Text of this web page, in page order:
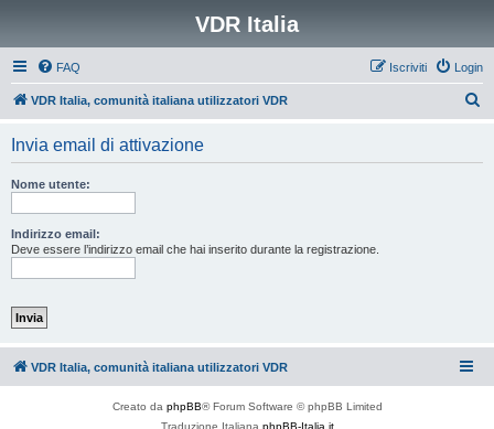
VDR Italia
FAQ Login
Iscriviti
VDR Italia, comunità italiana utilizzatori VDR
Invia email di attivazione
Nome utente:
Indirizzo email:
Deve essere l’indirizzo email che hai inserito durante la registrazione.
VDR Italia, comunità italiana utilizzatori VDR
Creato da phpBB® Forum Software © phpBB Limited
Traduzione Italiana phpBB-Italia.it